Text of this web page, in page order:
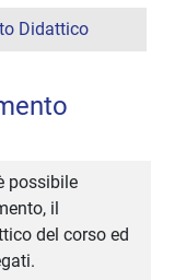
Didattico
possibile
il
del corso ed